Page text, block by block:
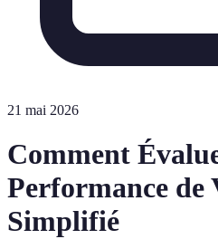
21 mai 2026
Comment
Performance de
Simplifié